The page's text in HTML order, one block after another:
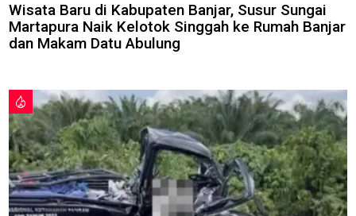
Wisata Baru di Kabupaten Banjar, Susur Sungai
Martapura Naik Kelotok Singgah ke Rumah Banjar
dan Makam Datu Abulung